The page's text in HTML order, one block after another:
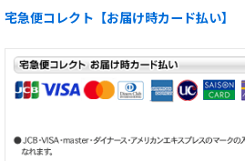
宅急便コレクト【お届け時カード払い】